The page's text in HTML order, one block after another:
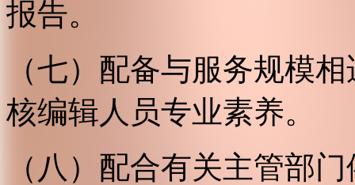
报告。
（七）配备与服务规模
核编辑人员专业素养。
（八）配合有关主管部